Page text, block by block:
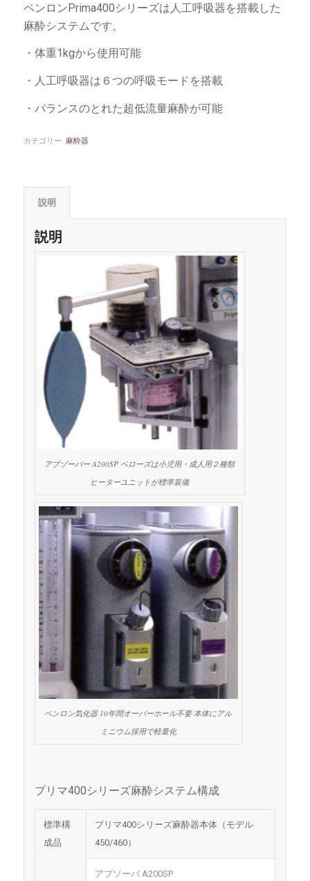
ペンロンPrima400シリーズは人工呼吸器を搭載した
麻酔システムです。
・体重1kgから使用可能
・人工呼吸器は６つの呼吸モードを搭載
・バランスのとれた超低流量麻酔が可能
カテゴリー: 麻酔器
説明
説明
アブゾーバー A200SP ベローズは小児用・成人用２種類
ヒーターユニットが標準装備
ペンロン気化器 10年間オーバーホール不要 本体にアル
ミニウム採用で軽量化
プリマ400シリーズ麻酔システム構成
標準構
成品
プリマ400シリーズ麻酔器本体（モデル
450/460）
アブソーバ A200SP